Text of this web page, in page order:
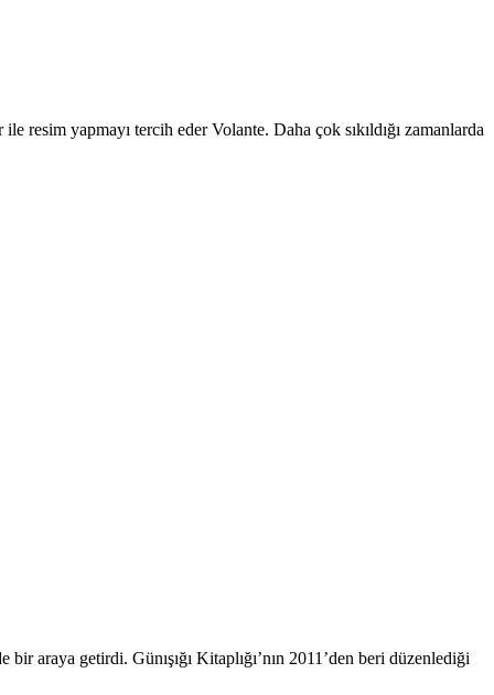
resim yapmayı tercih eder Volante. Daha çok sıkıldığı zamanlarda
araya getirdi. Günışığı Kitaplığı’nın 2011’den beri düzenlediği